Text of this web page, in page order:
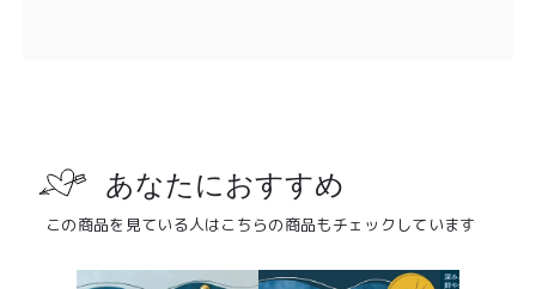
あなたにおすすめ
この商品を見ている人はこちらの商品もチェックしています